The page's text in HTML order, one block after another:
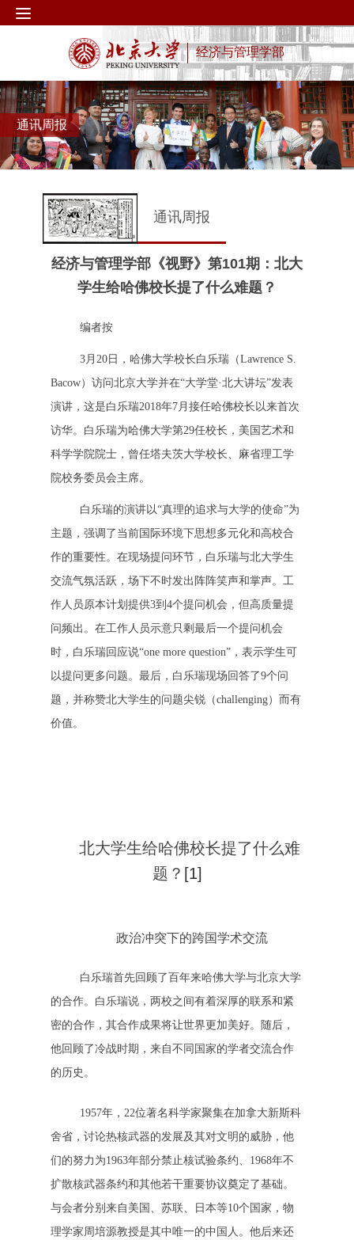
经济与管理学部
通讯周报
通讯周报
经济与管理学部《视野》第101期：北大
学生给哈佛校长提了什么难题？
编者按
3月20日，哈佛大学校长白乐瑞（Lawrence S.
Bacow）访问北京大学并在“大学堂·北大讲坛”发表
演讲，这是白乐瑞2018年7月接任哈佛校长以来首次
访华。白乐瑞为哈佛大学第29任校长，美国艺术和
科学学院院士，曾任塔夫茨大学校长、麻省理工学
院校务委员会主席。
白乐瑞的演讲以“真理的追求与大学的使命”为
主题，强调了当前国际环境下思想多元化和高校合
作的重要性。在现场提问环节，白乐瑞与北大学生
交流气氛活跃，场下不时发出阵阵笑声和掌声。工
作人员原本计划提供3到4个提问机会，但高质量提
问频出。在工作人员示意只剩最后一个提问机会
时，白乐瑞回应说“one more question”，表示学生可
以提问更多问题。最后，白乐瑞现场回答了9个问
题，并称赞北大学生的问题尖锐（challenging）而有
价值。
北大学生给哈佛校长提了什么难
题？ [1]
政治冲突下的跨国学术交流
白乐瑞首先回顾了百年来哈佛大学与北京大学
的合作。白乐瑞说，两校之间有着深厚的联系和紧
密的合作，其合作成果将让世界更加美好。随后，
他回顾了冷战时期，来自不同国家的学者交流合作
的历史。
1957年，22位著名科学家聚集在加拿大新斯科
舍省，讨论热核武器的发展及其对文明的威胁，他
们的努力为1963年部分禁止核试验条约、1968年不
扩散核武器条约和其他若干重要协议奠定了基础。
与会者分别来自美国、苏联、日本等10个国家，物
理学家周培源教授是其中唯一的中国人。他后来还